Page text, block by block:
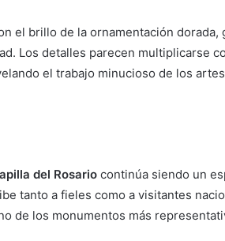
el brillo de la ornamentación dorada,
Los detalles parecen multiplicarse
el trabajo minucioso de los
del Rosario continúa siendo un
tanto a fieles como a visitantes
de los monumentos más